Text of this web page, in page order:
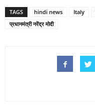
TAGS hindi news Italy
प्रधानमंत्री नरेंद्र मोदी